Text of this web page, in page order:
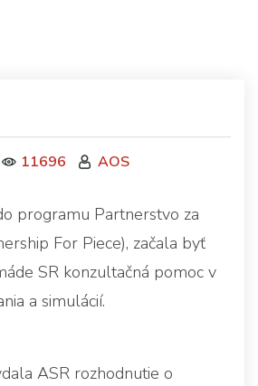
11696 AOS
programu Partnerstvo za
For Piece), začala byť
SR konzultačná pomoc v
a simulácií.
ASR rozhodnutie o